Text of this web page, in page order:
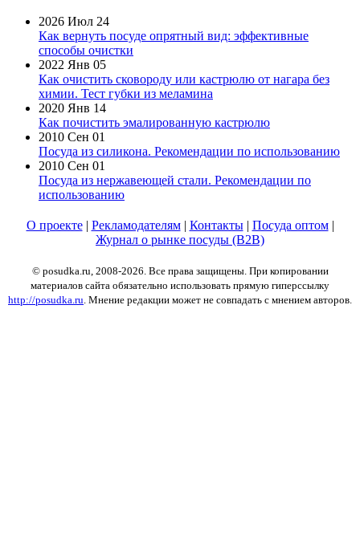
2026 Июл 24
Как вернуть посуде опрятный вид: эффективные
способы очистки
2022 Янв 05
Как очистить сковороду или кастрюлю от нагара без
химии. Тест губки из меламина
2020 Янв 14
Как почистить эмалированную кастрюлю
2010 Сен 01
Посуда из силикона. Рекомендации по использованию
2010 Сен 01
Посуда из нержавеющей стали. Рекомендации по
использованию
О проекте| Рекламодателям| Контакты| Посуда оптом|
Журнал о рынке посуды (B2B)
© posudka.ru, 2008-2026. Все права защищены. При копировании
материалов сайта обязательно использовать прямую гиперссылку
http://posudka.ru. Мнение редакции может не совпадать с мнением авторов.